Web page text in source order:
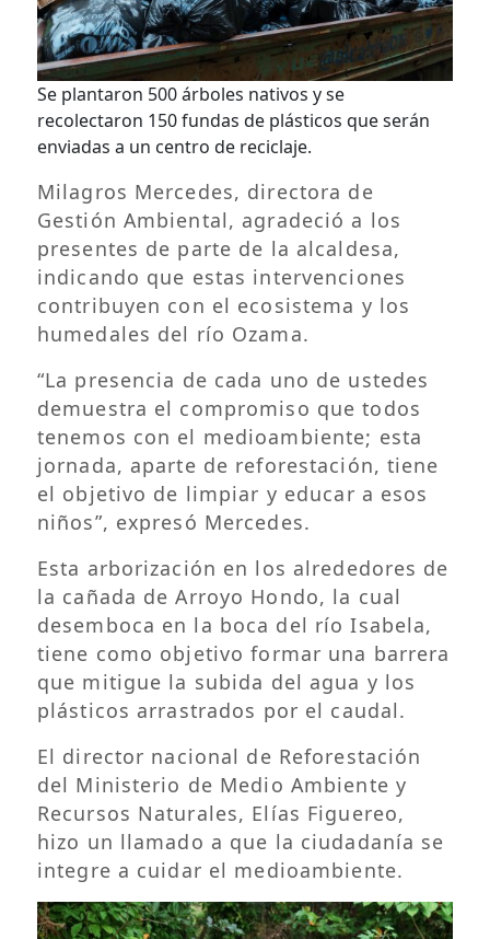
Se plantaron 500 árboles nativos y se
recolectaron 150 fundas de plásticos que serán
enviadas a un centro de reciclaje.
Milagros Mercedes, directora de
Gestión Ambiental, agradeció a los
presentes de parte de la alcaldesa,
indicando que estas intervenciones
contribuyen con el ecosistema y los
humedales del río Ozama.
“La presencia de cada uno de ustedes
demuestra el compromiso que todos
tenemos con el medioambiente; esta
jornada, aparte de reforestación, tiene
el objetivo de limpiar y educar a esos
niños”, expresó Mercedes.
Esta arborización en los alrededores de
la cañada de Arroyo Hondo, la cual
desemboca en la boca del río Isabela,
tiene como objetivo formar una barrera
que mitigue la subida del agua y los
plásticos arrastrados por el caudal.
El director nacional de Reforestación
del Ministerio de Medio Ambiente y
Recursos Naturales, Elías Figuereo,
hizo un llamado a que la ciudadanía se
integre a cuidar el medioambiente.